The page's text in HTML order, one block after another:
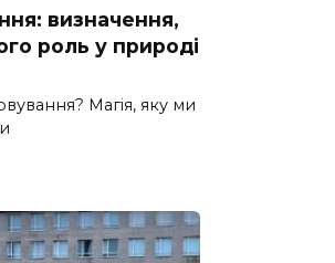
визначення,
роль у природі
Магія, яку ми